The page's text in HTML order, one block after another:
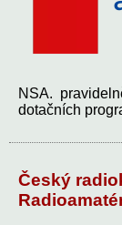
NSA.
dotačních
Český